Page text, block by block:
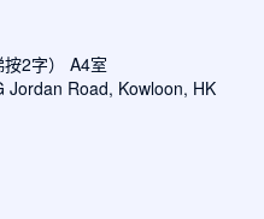
2字） A4室
Jordan Road, Kowloon, HK